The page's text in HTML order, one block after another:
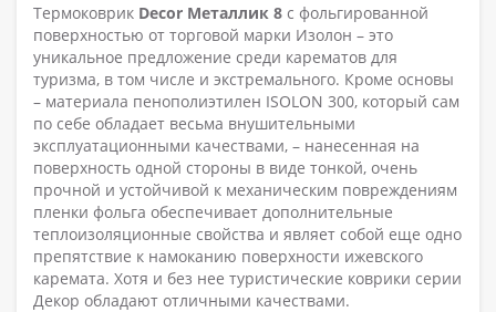
Термоковрик Decor Металлик 8 с фольгированной
поверхностью от торговой марки Изолон – это
уникальное предложение среди карематов для
туризма, в том числе и экстремального. Кроме основы
– материала пенополиэтилен ISOLON 300, который сам
по себе обладает весьма внушительными
эксплуатационными качествами, – нанесенная на
поверхность одной стороны в виде тонкой, очень
прочной и устойчивой к механическим повреждениям
пленки фольга обеспечивает дополнительные
теплоизоляционные свойства и являет собой еще одно
препятствие к намоканию поверхности ижевского
каремата. Хотя и без нее туристические коврики серии
Декор обладают отличными качествами.